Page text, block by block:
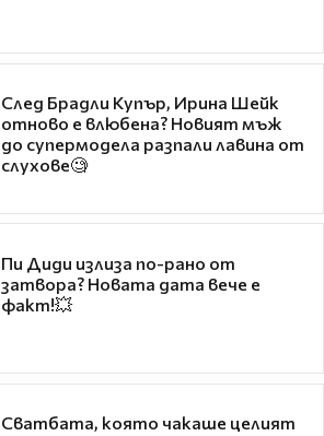
След Брадли Купър, Ирина Шейк
отново е влюбена? Новият мъж
до супермодела разпали лавина от
слухове🧐
Пи Диди излиза по-рано от
затвора? Новата дата вече е
факт!💥
Сватбата, която чакаше целият